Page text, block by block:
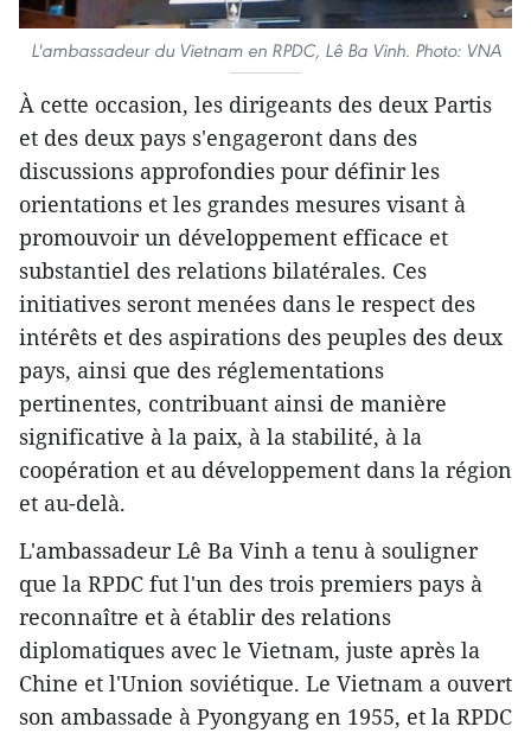
L'ambassadeur du Vietnam en RPDC, Lê Ba Vinh. Photo: VNA
À cette occasion, les dirigeants des deux Partis
et des deux pays s'engageront dans des
discussions approfondies pour définir les
orientations et les grandes mesures visant à
promouvoir un développement efficace et
substantiel des relations bilatérales. Ces
initiatives seront menées dans le respect des
intérêts et des aspirations des peuples des deux
pays, ainsi que des réglementations
pertinentes, contribuant ainsi de manière
significative à la paix, à la stabilité, à la
coopération et au développement dans la région
et au-delà.
L'ambassadeur Lê Ba Vinh a tenu à souligner
que la RPDC fut l'un des trois premiers pays à
reconnaître et à établir des relations
diplomatiques avec le Vietnam, juste après la
Chine et l'Union soviétique. Le Vietnam a ouvert
son ambassade à Pyongyang en 1955, et la RPDC